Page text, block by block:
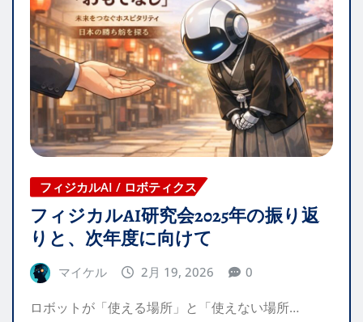
フィジカルAI / ロボティクス
フィジカルAI研究会2025年の振り返
りと、次年度に向けて
マイケル 2月 19, 2026 0
ロボットが「使える場所」と「使えない場所…